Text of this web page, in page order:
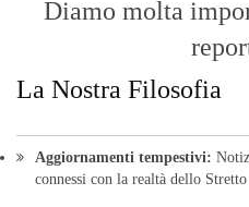
punto di vista incisivo, vicino ai
diretta delle notizie quotidiane.
HOME BLOG FAQ